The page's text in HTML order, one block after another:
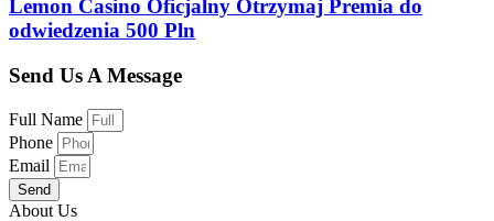
Lemon Casino Oficjalny Otrzymaj Premia do
odwiedzenia 500 Pln
Send Us A Message
Full Name
Phone
Email
Send
About Us